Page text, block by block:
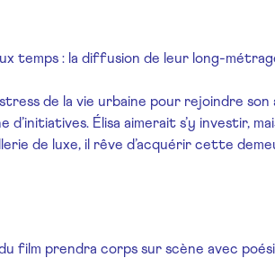
temps : la diffusion de leur long-
de la vie urbaine pour rejoindre son
Élisa aimerait s’y investir,
de luxe, il rêve d’acquérir cette
film prendra corps sur scène avec